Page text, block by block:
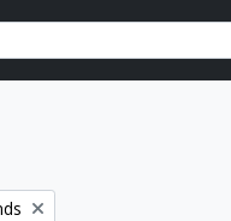
filter: